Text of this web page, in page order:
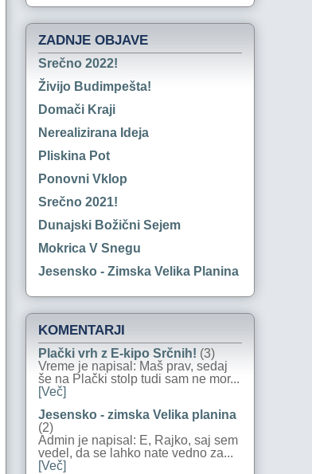
ZADNJE OBJAVE
Srečno 2022!
Živijo Budimpešta!
Domači Kraji
Nerealizirana Ideja
Pliskina Pot
Ponovni Vklop
Srečno 2021!
Dunajski Božični Sejem
Mokrica V Snegu
Jesensko - Zimska Velika Planina
KOMENTARJI
Plački vrh z E-kipo Srčnih! (3)
Vreme je napisal: Maš prav, sedaj
še na Plački stolp tudi sam ne mor...
[Več]
Jesensko - zimska Velika planina
(2)
Admin je napisal: E, Rajko, saj sem
vedel, da se lahko nate vedno za...
[Več]